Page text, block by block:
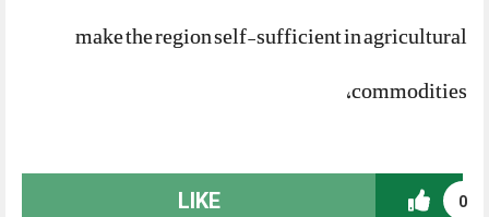
make the region self-sufficient in agricultural
commodities,
0
LIKE